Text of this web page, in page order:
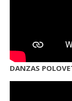
DANZAS